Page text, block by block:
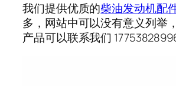
我们提供优质的柴油发动机配
多，网站中可以没有意义列举
产品可以联系我们